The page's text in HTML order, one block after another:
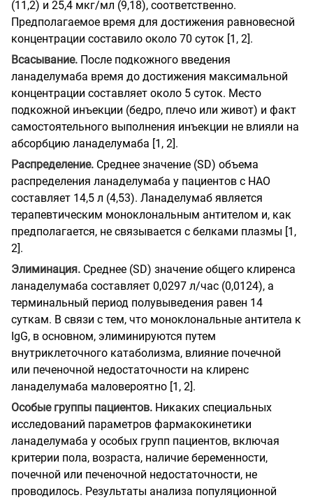
(11,2) и 25,4 мкг/мл (9,18), соответственно.
Предполагаемое время для достижения равновесной
концентрации составило около 70 суток [1, 2].
Всасывание. После подкожного введения
ланаделумаба время до достижения максимальной
концентрации составляет около 5 суток. Место
подкожной инъекции (бедро, плечо или живот) и факт
самостоятельного выполнения инъекции не влияли на
абсорбцию ланаделумаба [1, 2].
Распределение. Среднее значение (SD) объема
распределения ланаделумаба у пациентов с НАО
составляет 14,5 л (4,53). Ланаделумаб является
терапевтическим моноклональным антителом и, как
предполагается, не связывается с белками плазмы [1,
2].
Элиминация. Среднее (SD) значение общего клиренса
ланаделумаба составляет 0,0297 л/час (0,0124), а
терминальный период полувыведения равен 14
суткам. В связи с тем, что моноклональные антитела к
IgG, в основном, элиминируются путем
внутриклеточного катаболизма, влияние почечной
или печеночной недостаточности на клиренс
ланаделумаба маловероятно [1, 2].
Особые группы пациентов. Никаких специальных
исследований параметров фармакокинетики
ланаделумаба у особых групп пациентов, включая
критерии пола, возраста, наличие беременности,
почечной или печеночной недостаточности, не
проводилось. Результаты анализа популяционной